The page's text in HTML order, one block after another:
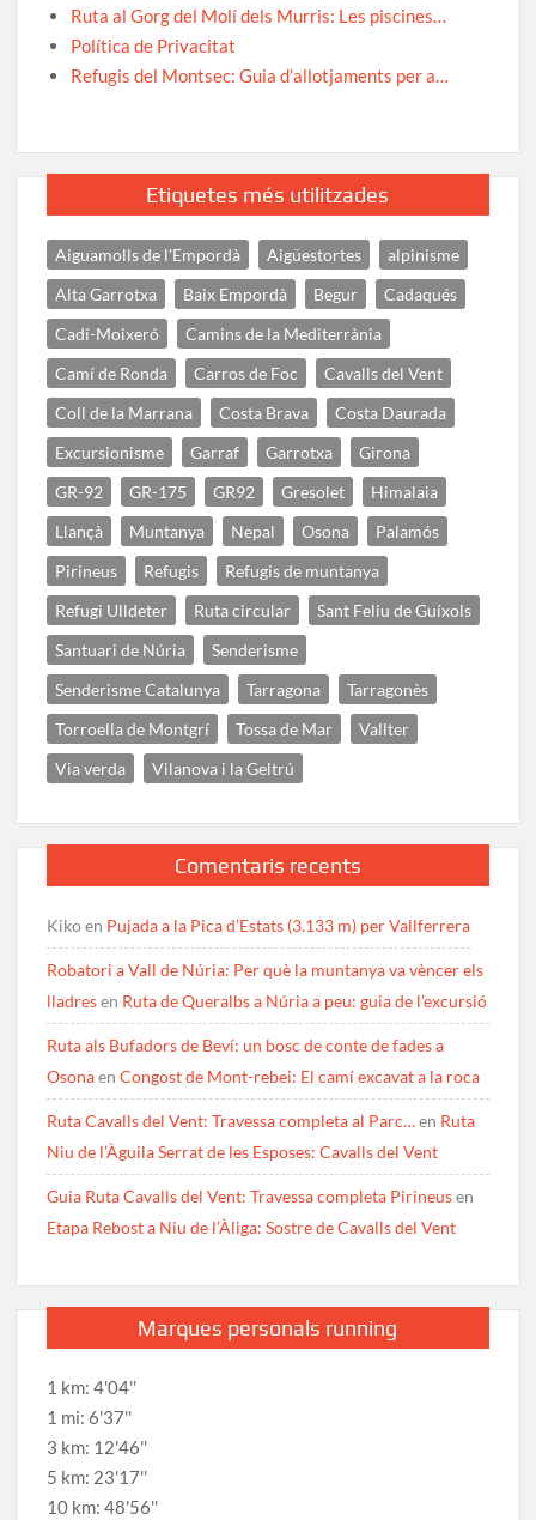
Ruta al Gorg del Molí dels Murris: Les piscines…
Política de Privacitat
Refugis del Montsec: Guia d’allotjaments per a…
Etiquetes més utilitzades
Aiguamolls de l'Empordà Aigüestortes
alpinisme
Alta Garrotxa
Baix Empordà Begur
Cadaqués
Cadí-Moixeró
Camins de la Mediterrània
Camí de Ronda
Carros de Foc
Cavalls del Vent
Coll de la Marrana
Costa Brava
Costa Daurada
Excursionisme
Garraf Garrotxa
Girona
GR-92
GR-175 GR92 Gresolet
Himalaia
Llançà
Muntanya Nepal Osona
Palamós
Pirineus
Refugis
Refugis de muntanya
Refugi Ulldeter
Ruta circular
Sant Feliu de Guíxols
Santuari de Núria
Senderisme
Senderisme Catalunya
Tarragona
Tarragonès
Torroella de Montgrí
Tossa de Mar
Vallter
Via verda
Vilanova i la Geltrú
Comentaris recents
Kikoen Pujada a la Pica d’Estats (3.133 m) per Vallferrera
Robatori a Vall de Núria: Per què la muntanya va vèncer els
lladresen Ruta de Queralbs a Núria a peu: guia de l’excursió
Ruta als Bufadors de Beví: un bosc de conte de fades a
OsonaenCongost de Mont-rebei: El camí excavat a la roca
Ruta Cavalls del Vent: Travessa completa al Parc…en Ruta
Niu de l’Àguila Serrat de les Esposes: Cavalls del Vent
Guia Ruta Cavalls del Vent: Travessa completa Pirineusen
Etapa Rebost a Niu de l’Àliga: Sostre de Cavalls del Vent
Marques personals running
1 km: 4'04''
1 mi: 6'37''
3 km: 12'46''
5 km: 23'17''
10 km: 48'56''